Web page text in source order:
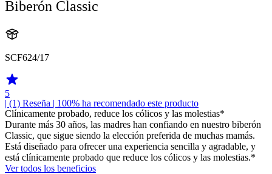
Biberón Classic
SCF624/17
5
| (1) Reseña | 100% ha recomendado este producto
Clínicamente probado, reduce los cólicos y las molestias*
Durante más 30 años, las madres han confiando en nuestro biberón
Classic, que sigue siendo la elección preferida de muchas mamás.
Está diseñado para ofrecer una experiencia sencilla y agradable, y
está clínicamente probado que reduce los cólicos y las molestias.*
Ver todos los beneficios